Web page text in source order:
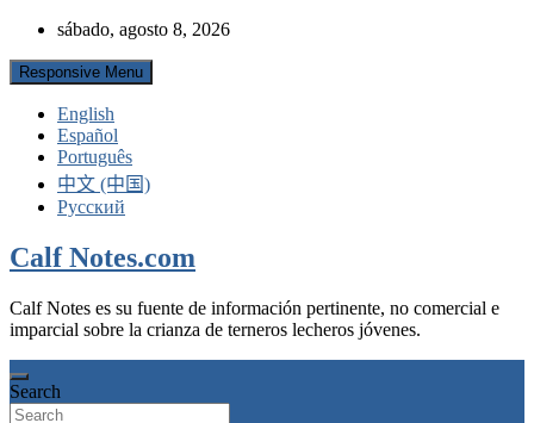
Skip
content
sábado, agosto 8, 2026
Responsive Menu
English
Español
Português
中文 (中国)
Русский
Calf Notes.com
Calf Notes es su fuente de información pertinente, no comercial e
imparcial sobre la crianza de terneros lecheros jóvenes.
Search